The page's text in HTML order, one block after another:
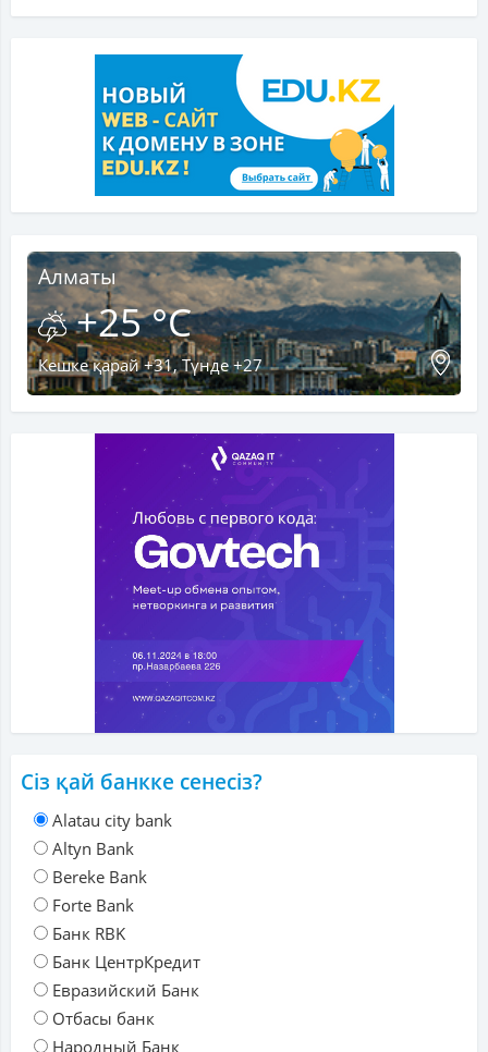
Алматы
+25 °C
Кешке қарай +31, Түнде +27
Сіз қай банкке сенесіз?
Alatau city bank
Altyn Bank
Bereke Bank
Forte Bank
Банк RBK
Банк ЦентрКредит
Евразийский Банк
Отбасы банк
Народный Банк